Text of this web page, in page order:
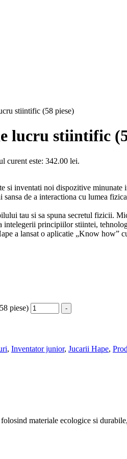
stiintific (58 piese)
lucru stiintific
curent este: 342.00 lei.
si inventati noi dispozitive
de a interactiona cu lumea
tau si sa spuna secretul fizicii.
intelegerii principiilor stiintei,
a lansat o aplicatie „Know how”
piese)
-
, Inventator junior, Jucarii Hape,
materiale ecologice si